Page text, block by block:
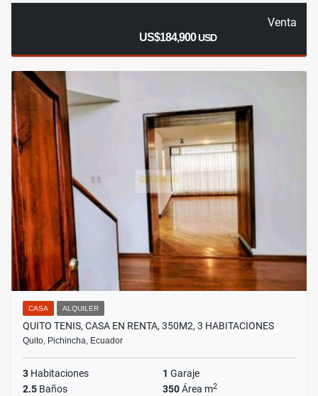
Venta
US$184,900USD
CASA ALQUILER
QUITO TENIS, CASA EN RENTA, 350M2, 3 HABITACIONES
Quito, Pichincha, Ecuador
3 Habitaciones 1 Garaje
2.5 Baños 350Área m2